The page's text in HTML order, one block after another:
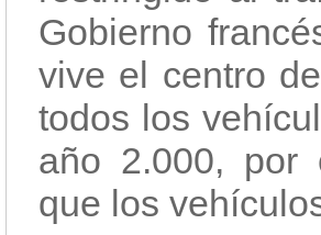
Gobierno
vive el centro
todos los
año 2.000, por
que los